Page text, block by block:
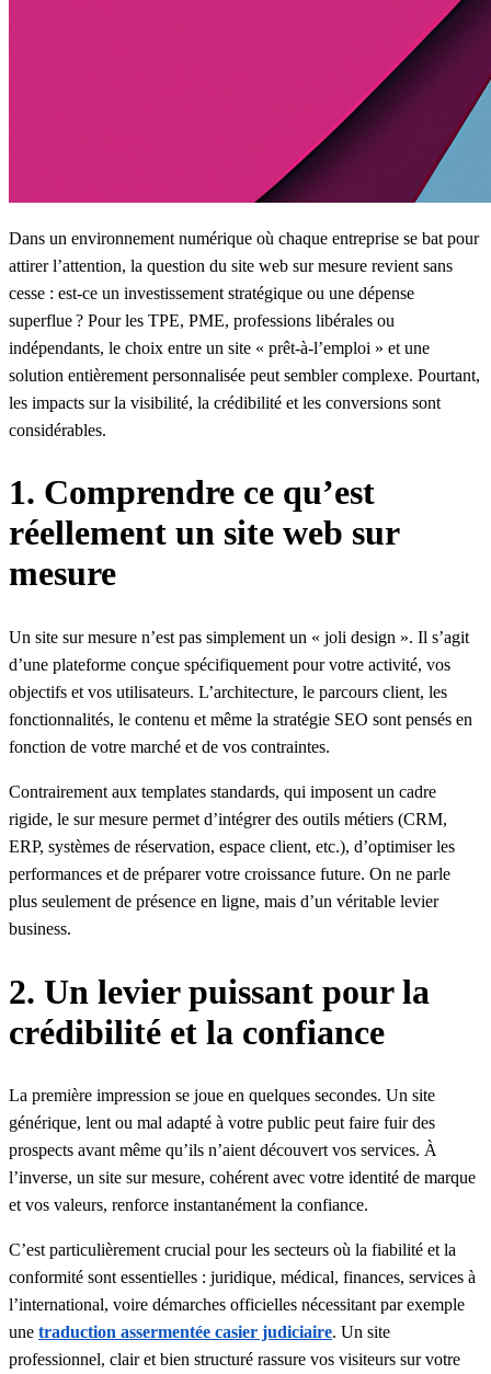
Dans un environnement numérique où chaque entreprise se bat pour
attirer l’attention, la question du site web sur mesure revient sans
cesse : est-ce un investissement stratégique ou une dépense
superflue ? Pour les TPE, PME, professions libérales ou
indépendants, le choix entre un site « prêt-à-l’emploi » et une
solution entièrement personnalisée peut sembler complexe. Pourtant,
les impacts sur la visibilité, la crédibilité et les conversions sont
considérables.
1. Comprendre ce qu’est
réellement un site web sur
mesure
Un site sur mesure n’est pas simplement un « joli design ». Il s’agit
d’une plateforme conçue spécifiquement pour votre activité, vos
objectifs et vos utilisateurs. L’architecture, le parcours client, les
fonctionnalités, le contenu et même la stratégie SEO sont pensés en
fonction de votre marché et de vos contraintes.
Contrairement aux templates standards, qui imposent un cadre
rigide, le sur mesure permet d’intégrer des outils métiers (CRM,
ERP, systèmes de réservation, espace client, etc.), d’optimiser les
performances et de préparer votre croissance future. On ne parle
plus seulement de présence en ligne, mais d’un véritable levier
business.
2. Un levier puissant pour la
crédibilité et la confiance
La première impression se joue en quelques secondes. Un site
générique, lent ou mal adapté à votre public peut faire fuir des
prospects avant même qu’ils n’aient découvert vos services. À
l’inverse, un site sur mesure, cohérent avec votre identité de marque
et vos valeurs, renforce instantanément la confiance.
C’est particulièrement crucial pour les secteurs où la fiabilité et la
conformité sont essentielles : juridique, médical, finances, services à
l’international, voire démarches officielles nécessitant par exemple
une traduction assermentée casier judiciaire. Un site
professionnel, clair et bien structuré rassure vos visiteurs sur votre